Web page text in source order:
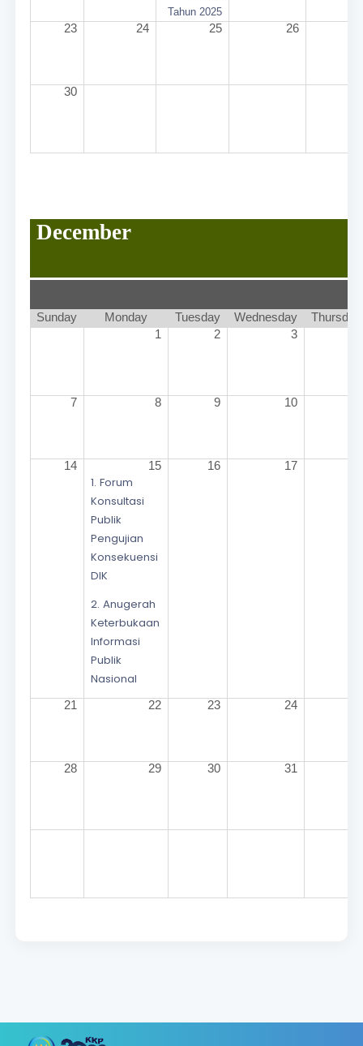
Tahun 2025
23 24 25 26
30
December
Sunday Monday Tuesday Wednesday
Thursday
1
2 3
7 8 9 10
14 15 16 17
1. Forum
Konsultasi
Publik
Pengujian
Konsekuensi
DIK
2. Anugerah
Keterbukaan
Informasi
Publik
Nasional
21 22 23 24
28 29 30 31